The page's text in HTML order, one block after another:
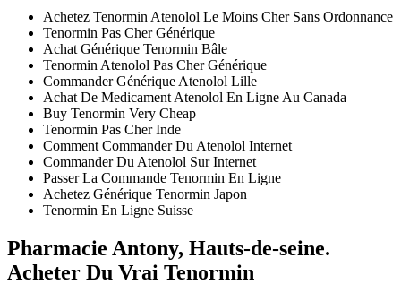
Achetez Tenormin Atenolol Le Moins Cher Sans Ordonnance
Tenormin Pas Cher Générique
Achat Générique Tenormin Bâle
Tenormin Atenolol Pas Cher Générique
Commander Générique Atenolol Lille
Achat De Medicament Atenolol En Ligne Au Canada
Buy Tenormin Very Cheap
Tenormin Pas Cher Inde
Comment Commander Du Atenolol Internet
Commander Du Atenolol Sur Internet
Passer La Commande Tenormin En Ligne
Achetez Générique Tenormin Japon
Tenormin En Ligne Suisse
Pharmacie Antony, Hauts-de-seine.
Acheter Du Vrai Tenormin